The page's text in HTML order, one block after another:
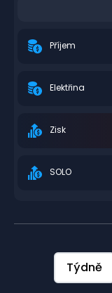
Příjem
Elektřina
Zisk
SOLO
Týdně